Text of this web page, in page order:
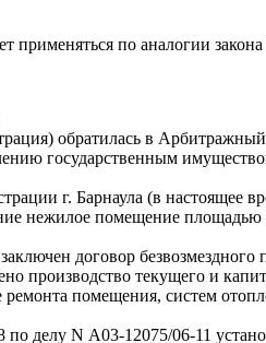
по аналогии
обратилась в
государственным
г. Барнаула (в настоящее
нежилое помещение
договор
производство текущего и
помещения, систем
делу N А03-12075/06-11